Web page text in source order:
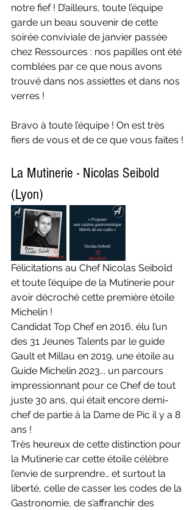
notre fief ! D’ailleurs, toute l’équipe
garde un beau souvenir de cette
soirée conviviale de janvier passée
chez Ressources : nos papilles ont été
comblées par ce que nous avons
trouvé dans nos assiettes et dans nos
verres !
Bravo à toute l’équipe ! On est très
fiers de vous et de ce que vous faites !
La Mutinerie - Nicolas Seibold
(Lyon)
Félicitations au Chef Nicolas Seibold
et toute l’équipe de la Mutinerie pour
avoir décroché cette première étoile
Michelin !
Candidat Top Chef en 2016, élu l’un
des 31 Jeunes Talents par le guide
Gault et Millau en 2019, une étoile au
Guide Michelin 2023... un parcours
impressionnant pour ce Chef de tout
juste 30 ans, qui était encore demi-
chef de partie à la Dame de Pic il y a 8
ans !
Très heureux de cette distinction pour
la Mutinerie car cette étoile célèbre
l’envie de surprendre… et surtout la
liberté, celle de casser les codes de la
Gastronomie, de s’affranchir des